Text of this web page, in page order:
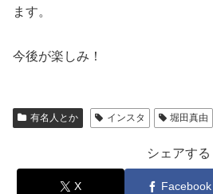
ます。
今後が楽しみ！
有名人とか インスタ 堀田真由
シェアする
X Facebook